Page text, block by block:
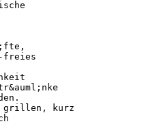
-freies
grillen, kurz